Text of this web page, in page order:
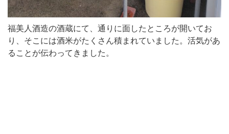
福美人酒造の酒蔵にて、通りに面したところが開いてお
り、そこには酒米がたくさん積まれていました。活気があ
ることが伝わってきました。